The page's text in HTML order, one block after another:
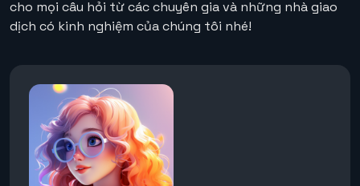
cho mọi câu hỏi từ các chuyên gia và những nhà giao
dịch có kinh nghiệm của chúng tôi nhé!